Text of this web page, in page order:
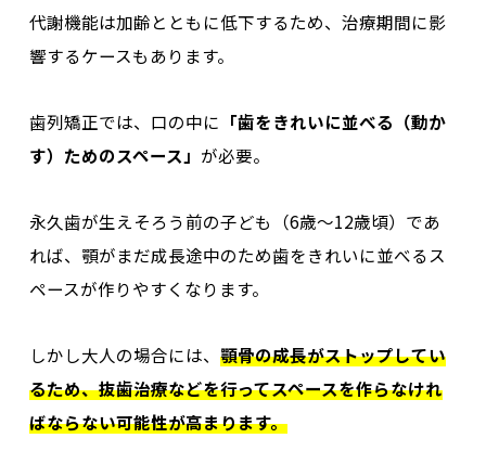
代謝機能は加齢とともに低下するため、治療期間に影
響するケースもあります。
歯列矯正では、口の中に 「歯をきれいに並べる（動か
す）ためのスペース」 が必要。
永久歯が生えそろう前の子ども（6歳～12歳頃）であ
れば、顎がまだ成長途中のため歯をきれいに並べるス
ペースが作りやすくなります。
しかし大人の場合には、顎骨の成長がストップしてい
るため、抜歯治療などを行ってスペースを作らなけれ
ばならない可能性が高まります。